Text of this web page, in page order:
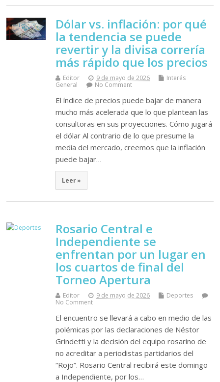
Dólar vs. inflación: por qué
la tendencia se puede
revertir y la divisa correría
más rápido que los precios
Editor 9 de mayo de 2026
Interés
General
No Comment
El índice de precios puede bajar de manera
mucho más acelerada que lo que plantean las
consultoras en sus proyecciones. Cómo jugará
el dólar Al contrario de lo que presume la
media del mercado, creemos que la inflación
puede bajar…
Leer »
Rosario Central e
Independiente se
enfrentan por un lugar en
los cuartos de final del
Torneo Apertura
Editor 9 de mayo de 2026
Deportes
No Comment
El encuentro se llevará a cabo en medio de las
polémicas por las declaraciones de Néstor
Grindetti y la decisión del equipo rosarino de
no acreditar a periodistas partidarios del
“Rojo”. Rosario Central recibirá este domingo
a Independiente, por los…